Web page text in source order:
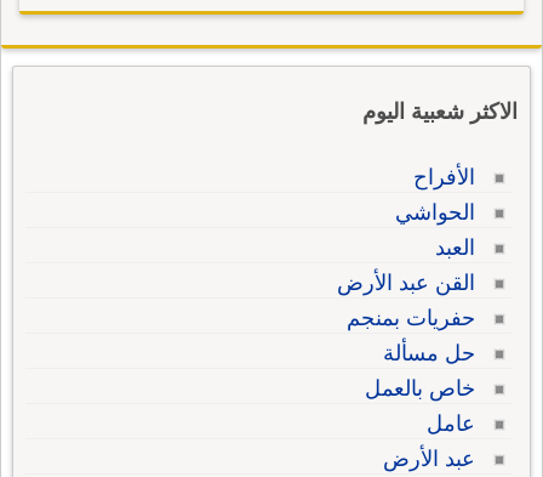
الاكثر شعبية اليوم
الأفراح
الحواشي
العبد
القن عبد الأرض
حفريات بمنجم
حل مسألة
خاص بالعمل
عامل
عبد الأرض